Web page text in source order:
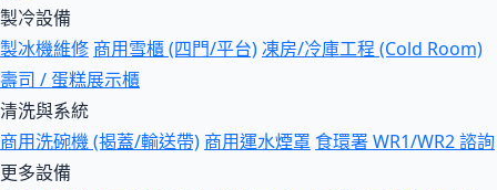
製冷設備
製冰機維修 商用雪櫃 (四門/平台)凍房/冷庫工程 (Cold Room)
壽司 / 蛋糕展示櫃
清洗與系統
商用洗碗機 (揭蓋/輸送帶) 商用運水煙罩 食環署 WR1/WR2 諮詢
更多設備